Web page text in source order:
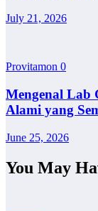
July 21, 2026
Provitamon 0
Mengenal Lab
Alami yang
June 25, 2026
You May